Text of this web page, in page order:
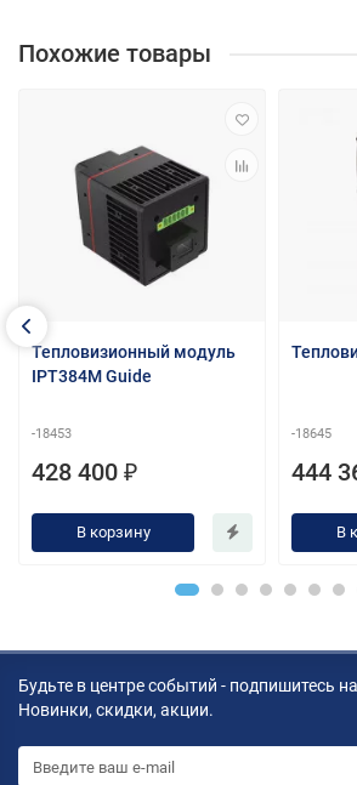
Похожие товары
Тепловизионный модуль
IPT384M Guide
-18453
428 400 ₽
В корзину
-18645
444
В
Будьте в центре событий - подпишитесь
Новинки, скидки, акции.